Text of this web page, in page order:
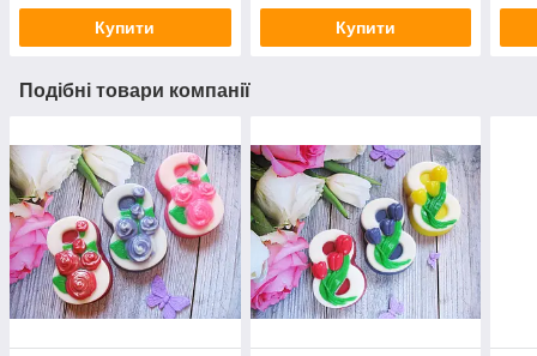
Купити Купити
Подібні товари компанії